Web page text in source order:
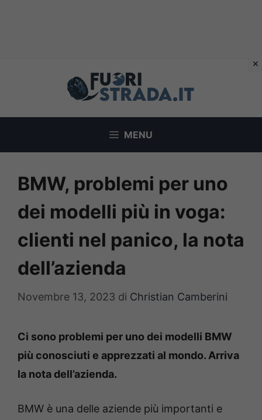
MENU
BMW, problemi per uno
dei modelli più in voga:
clienti nel panico, la nota
dell’azienda
Novembre 13, 2023 di Christian Camberini
Ci sono problemi per uno dei modelli BMW
più conosciuti e apprezzati al mondo. Arriva
la nota dell’azienda.
BMW è una delle aziende più importanti e